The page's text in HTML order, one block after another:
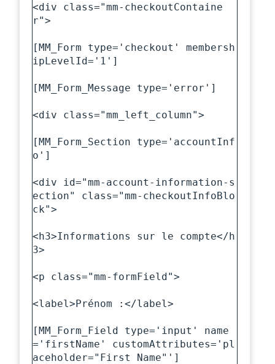
<div class="mm-checkoutContaine
r">
[MM_Form type='checkout' membersh
ipLevelId='1']
[MM_Form_Message type='error']
<div class="mm_left_column">
[MM_Form_Section type='accountInf
o']
<div id="mm-account-information-s
ection" class="mm-checkoutInfoBlo
ck">
<h3>Informations sur le compte</h
3>
<p class="mm-formField">
<label>Prénom :</label>
[MM_Form_Field type='input' name
='firstName' customAttributes='pl
aceholder="First Name"']